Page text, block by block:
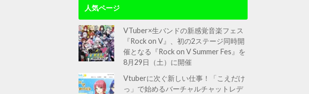
人気ページ
VTuber×生バンドの新感覚音楽フェス
『Rock on V』、初の2ステージ同時開
催となる『Rock on V Summer Fes』を
8月29日（土）に開催
Vtuberに次ぐ新しい仕事！「こえだけ
っ」で始めるバーチャルチャットレデ